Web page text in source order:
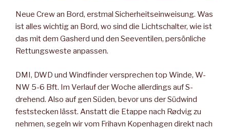
Neue Crew an Bord, erstmal Sicherheitseinweisung. Was
ist alles wichtig an Bord, wo sind die Lichtschalter, wie ist
das mit dem Gasherd und den Seeventilen, persönliche
Rettungsweste anpassen.
DMI, DWD und Windfinder versprechen top Winde, W-
NW 5-6 Bft. Im Verlauf der Woche allerdings auf S-
drehend. Also auf gen Süden, bevor uns der Südwind
feststecken lässt. Anstatt die Etappe nach Rødvig zu
nehmen, segeln wir vom Frihavn Kopenhagen direkt nach